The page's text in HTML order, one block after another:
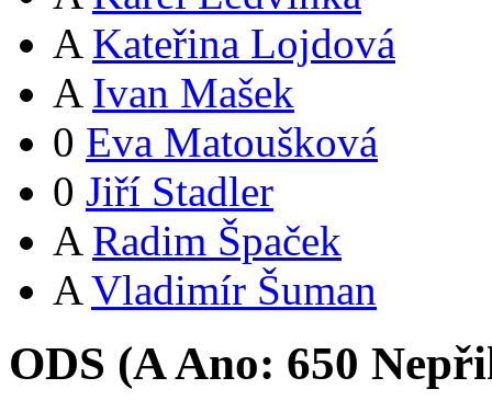
A Kateřina Lojdová
A Ivan Mašek
0 Eva Matoušková
0 Jiří Stadler
A Radim Špaček
A Vladimír Šuman
ODS (AAno: 650